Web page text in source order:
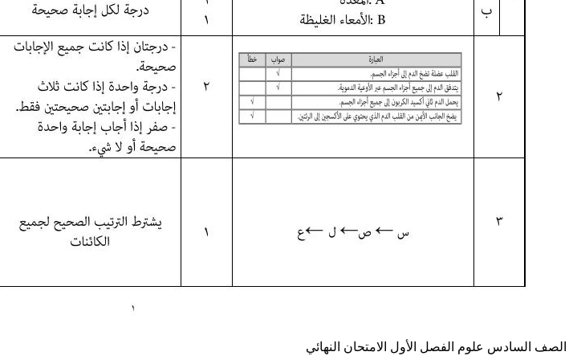
الصف السادس علوم الفصل الأول الامتحان النهائي